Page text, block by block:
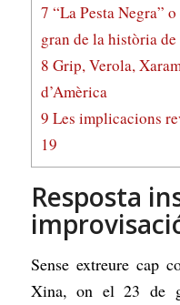
7 “La Pesta Negra”
gran de la història
8 Grip, Verola,
d’Amèrica
9 Les implicacions
19
Resposta
Sense extreure cap
Xina, on el 23 de